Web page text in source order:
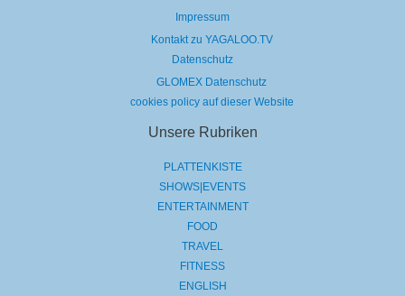
Impressum
Kontakt zu YAGALOO.TV
Datenschutz
GLOMEX Datenschutz
cookies policy auf dieser Website
Unsere Rubriken
PLATTENKISTE
SHOWS|EVENTS
ENTERTAINMENT
FOOD
TRAVEL
FITNESS
ENGLISH